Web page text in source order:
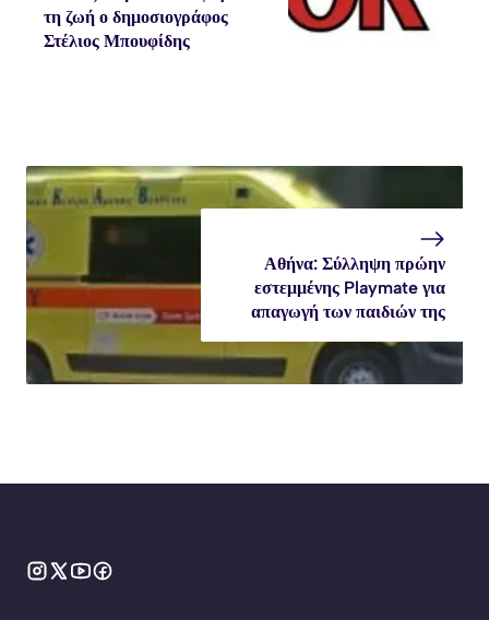
τη ζωή ο δημοσιογράφος
Στέλιος Μπουφίδης
Αθήνα: Σύλληψη πρώην
εστεμμένης Playmate για
απαγωγή των παιδιών της